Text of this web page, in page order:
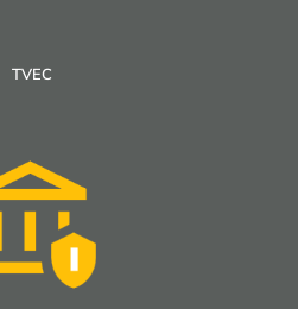
TVEC